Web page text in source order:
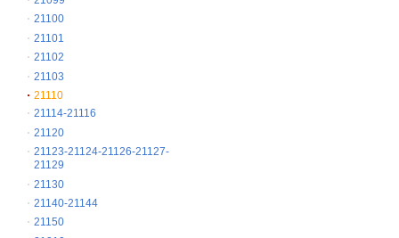
21100
21101
21102
21103
21110
21114-21116
21120
21123-21124-21126-21127-
21129
21130
21140-21144
21150